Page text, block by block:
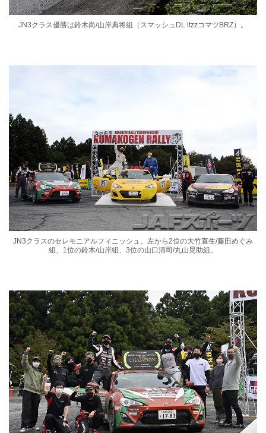
JN3クラス優勝は鈴木尚/山岸典将組（スマッシュDL itzzコマツBRZ）。
JN3クラスのセレモニアルフィニッシュ。左から2位の大竹直生/藤田めぐみ
組、1位の鈴木/山岸組、3位の山口清司/丸山晃助組。